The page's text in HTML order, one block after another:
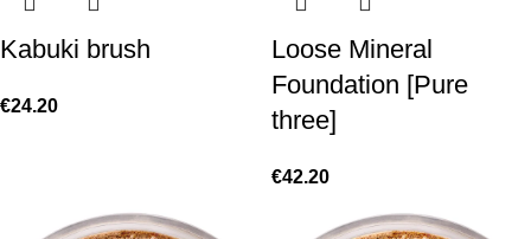
Kabuki brush
€24.20
Loose Mineral
Foundation [Pure
three]
€42.20